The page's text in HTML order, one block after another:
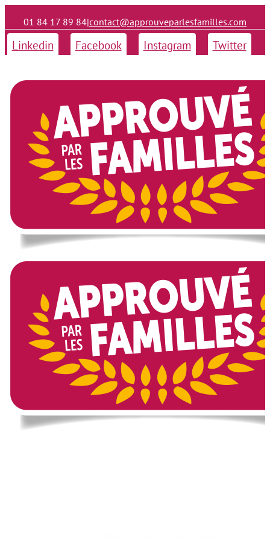
01 84 17 89 84|contact@approuveparlesfamilles.com
Linkedin Facebook Instagram Twitter